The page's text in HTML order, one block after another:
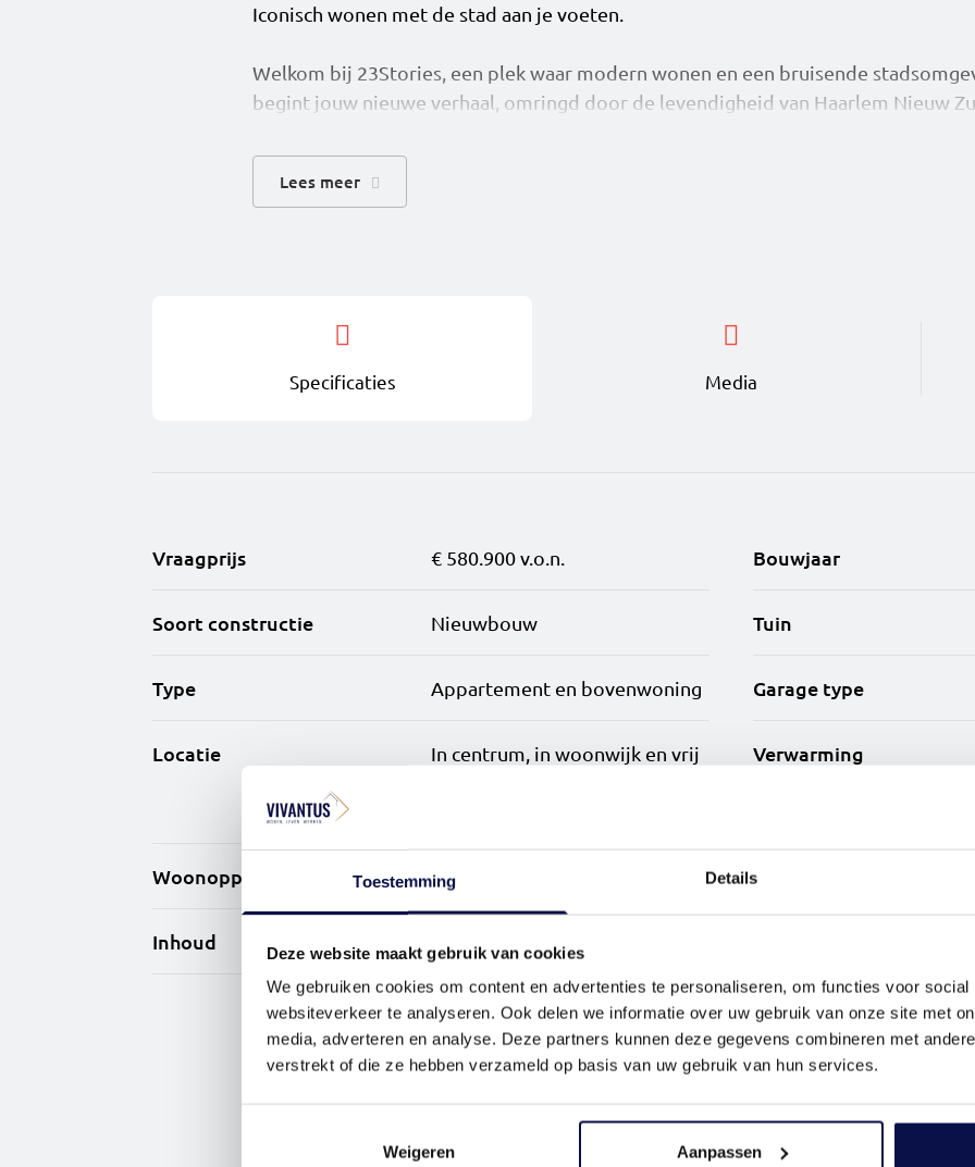
Toestemming Details
Deze website maakt gebruik van cookies
We gebruiken cookies om content en advertenties te personaliseren, om functies voor social
websiteverkeer te analyseren. Ook delen we informatie over uw gebruik van onze site met
media, adverteren en analyse. Deze partners kunnen deze gegevens combineren met
verstrekt of die ze hebben verzameld op basis van uw gebruik van hun services.
Weigeren Aanpassen
Iconisch wonen met de stad aan je voeten.
Welkom bij 23Stories, een plek waar modern wonen en een bruisende
begint jouw nieuwe verhaal, omringd door de levendigheid van Haarlem Nieuw
zee! Met zijn indrukwekkende 23 verdiepingen is 23Stories een echte eyecatcher.
hoogte van 7,5 meter ademt grandeur en nodigt je uit om binnen te stappen.
XL-appartementen en exclusieve penthouses – hier is ruimte voor iedereen. De
de dag.
4-kamerwoningen: Luxe en veelzijdig, 85-96 m² met drie slaapkamers en
XL-woningen: Ruim 145 m² puur comfort met twee badkamers en twee
Luxe, comfort en duurzaamheid.
Je geniet van duurzaam wonen met energiezuinige installaties. Alle
inbouwkeuken, luxe badkamer en toiletten, met hoogwaardig sanitair en stijlvol
stedelijke bewoners: er is een ruime, afgesloten fietsen-, scootmobiel- en
en veiligheid. Voor wie met de auto komt, zijn er parkeerplaatsen beschikbaar in
Helemaal thuis in Haarlem Nieuw Zuid.
23Stories is onderdeel van de stedelijke vernieuwing van Schalkwijk. Op deze
Lees meer
Specificaties Media
Vraagprijs € 580.900 v.o.n.
Soort constructie Nieuwbouw
Type Appartement en bovenwoning
Locatie
In centrum, in woonwijk en vrij
Woonoppervlakte 94 m²
Inhoud 244 m³
Bouwjaar
Tuin
Garage type
Verwarming
Energielabel